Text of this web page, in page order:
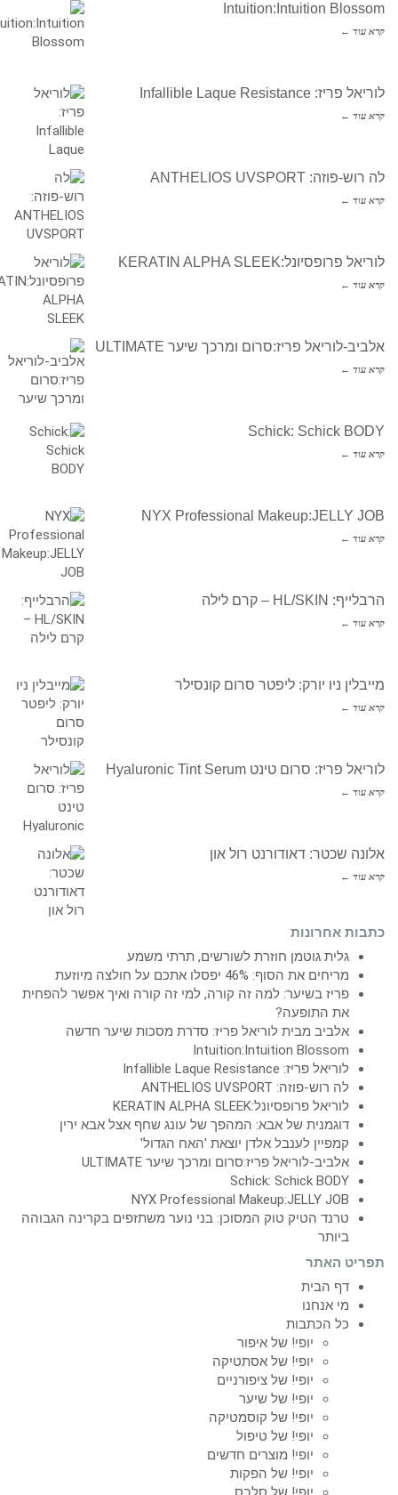
Intuition:Intuition Blossom
קרא עוד ←
לוריאל פריז: Infallible Laque Resistance
קרא עוד ←
לה רוש-פוזה: ANTHELIOS UVSPORT
קרא עוד ←
לוריאל פרופסיונל:KERATIN ALPHA SLEEK
קרא עוד ←
אלביב-לוריאל פריז:סרום ומרכך שיער ULTIMATE
קרא עוד ←
Schick: Schick BODY
קרא עוד ←
NYX Professional Makeup:JELLY JOB
קרא עוד ←
הרבלייף: HL/SKIN – קרם לילה
קרא עוד ←
מייבלין ניו יורק: ליפטר סרום קונסילר
קרא עוד ←
לוריאל פריז: סרום טינט Hyaluronic Tint Serum
קרא עוד ←
אלונה שכטר: דאודורנט רול און
קרא עוד ←
כתבות אחרונות
גלית גוטמן חוזרת לשורשים, תרתי משמע
מריחים את הסוף: 46% יפסלו אתכם על חולצה מיוזעת
פריז בשיער: למה זה קורה, למי זה קורה ואיך אפשר להפחית
את התופעה?
אלביב מבית לוריאל פריז: סדרת מסכות שיער חדשה
Intuition:Intuition Blossom
לוריאל פריז: Infallible Laque Resistance
לה רוש-פוזה: ANTHELIOS UVSPORT
לוריאל פרופסיונל:KERATIN ALPHA SLEEK
דוגמנית של אבא: המהפך של עונג שחף אצל אבא ירין
קמפיין לענבל אלדן יוצאת 'האח הגדול'
אלביב-לוריאל פריז:סרום ומרכך שיער ULTIMATE
Schick: Schick BODY
NYX Professional Makeup:JELLY JOB
טרנד הטיק טוק המסוכן: בני נוער משתזפים בקרינה הגבוהה
ביותר
תפריט האתר
דף הבית
מי אנחנו
כל הכתבות
יופי! של איפור
יופי! של אסתטיקה
יופי! של ציפורניים
יופי! של שיער
יופי! של קוסמטיקה
יופי! של טיפול
יופי! מוצרים חדשים
יופי! של הפקות